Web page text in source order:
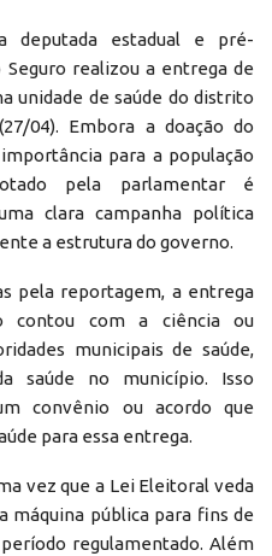
deputada estadual e pré-
realizou a entrega de
unidade de saúde do distrito
04). Embora a doação do
para a população
pela parlamentar é
clara campanha política
a estrutura do governo.
pela reportagem, a entrega
contou com a ciência ou
municipais de saúde,
saúde no município. Isso
convênio ou acordo que
para essa entrega.
vez que a Lei Eleitoral veda
máquina pública para fins de
regulamentado. Além